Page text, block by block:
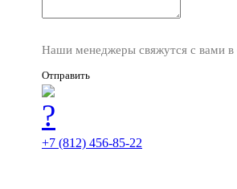
Наши менеджеры свяжутся с вами
Отправить
+7 (812) 456-85-22